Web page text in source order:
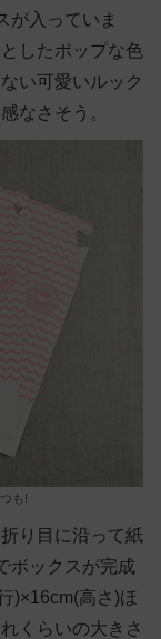
が入っていま
したポップな色
い可愛いルック
なさそう。
も!
り目に沿って紙
ボックスが完成
)×16cm(高さ)ほ
くらいの大きさ